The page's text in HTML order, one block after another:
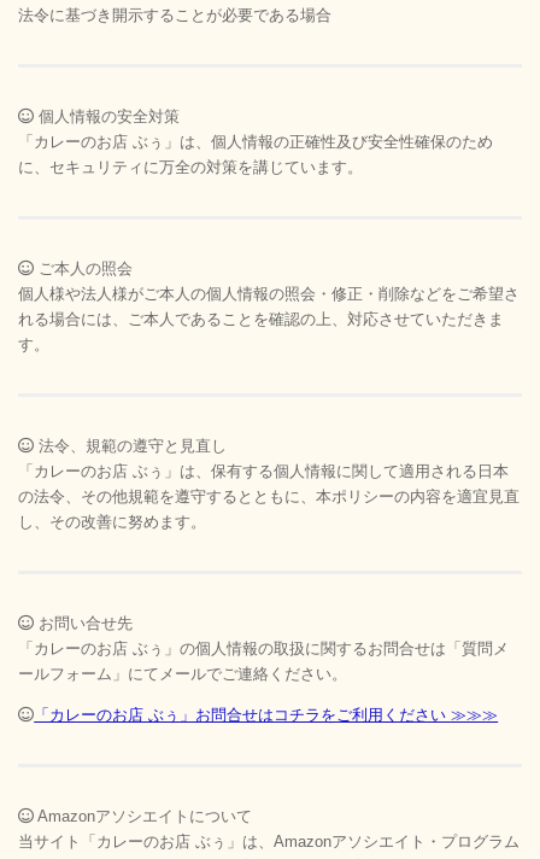
法令に基づき開示することが必要である場合
個人情報の安全対策
「カレーのお店 ぶぅ」は、個人情報の正確性及び安全性確保のため
に、セキュリティに万全の対策を講じています。
ご本人の照会
個人様や法人様がご本人の個人情報の照会・修正・削除などをご希望さ
れる場合には、ご本人であることを確認の上、対応させていただきま
す。
法令、規範の遵守と見直し
「カレーのお店 ぶぅ」は、保有する個人情報に関して適用される日本
の法令、その他規範を遵守するとともに、本ポリシーの内容を適宜見直
し、その改善に努めます。
お問い合せ先
「カレーのお店 ぶぅ」の個人情報の取扱に関するお問合せは「質問メ
ールフォーム」にてメールでご連絡ください。
「カレーのお店 ぶぅ」お問合せはコチラをご利用ください ≫≫≫
Amazonアソシエイトについて
当サイト「カレーのお店 ぶぅ」は、Amazonアソシエイト・プログラム